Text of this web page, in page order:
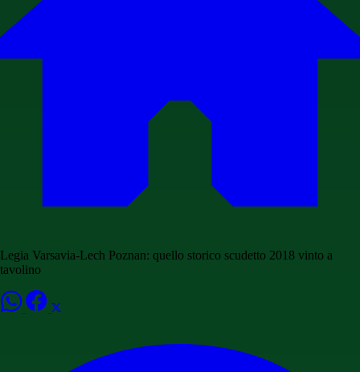
Legia Varsavia-Lech Poznan: quello storico scudetto 2018 vinto a
tavolino